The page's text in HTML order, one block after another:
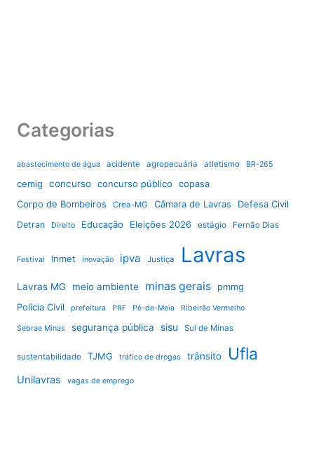
Categorias
abastecimento de água acidente agropecuária atletismo BR-265
cemig concurso concurso público
copasa
Corpo de Bombeiros
Crea-MG Câmara de Lavras Defesa Civil
Detran Direito Educação Eleições 2026 estágio Fernão Dias
Festival Inmet Inovação ipva Justiça Lavras
Lavras MG meio ambiente minas gerais
pmmg
Polícia Civil
prefeitura PRF Pé-de-Meia Ribeirão Vermelho
Sebrae Minas segurança pública sisu Sul de Minas
sustentabilidade TJMG tráfico de drogas trânsito Ufla
Unilavras vagas de emprego